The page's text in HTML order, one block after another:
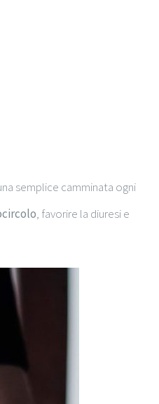
semplice camminata ogni
, favorire la diuresi e